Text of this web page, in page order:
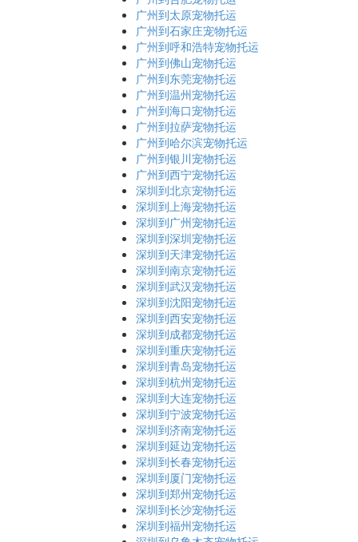
广州到太原宠物托运
广州到石家庄宠物托运
广州到呼和浩特宠物托运
广州到佛山宠物托运
广州到东莞宠物托运
广州到温州宠物托运
广州到海口宠物托运
广州到拉萨宠物托运
广州到哈尔滨宠物托运
广州到银川宠物托运
广州到西宁宠物托运
深圳到北京宠物托运
深圳到上海宠物托运
深圳到广州宠物托运
深圳到深圳宠物托运
深圳到天津宠物托运
深圳到南京宠物托运
深圳到武汉宠物托运
深圳到沈阳宠物托运
深圳到西安宠物托运
深圳到成都宠物托运
深圳到重庆宠物托运
深圳到青岛宠物托运
深圳到杭州宠物托运
深圳到大连宠物托运
深圳到宁波宠物托运
深圳到济南宠物托运
深圳到延边宠物托运
深圳到长春宠物托运
深圳到厦门宠物托运
深圳到郑州宠物托运
深圳到长沙宠物托运
深圳到福州宠物托运